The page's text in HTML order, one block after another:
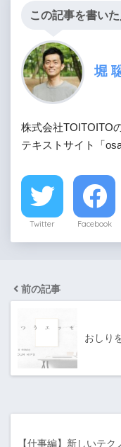
この記事を書いた
堀
株式会社TOITOITO
テキストサイト「
Twitter Facebook
前の記事
おしり
【仕事編】新しいテ